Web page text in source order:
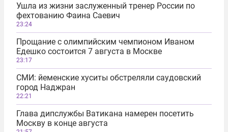
Ушла из жизни заслуженный тренер России по
фехтованию Фаина Саевич
23:24
Прощание с олимпийским чемпионом Иваном
Едешко состоится 7 августа в Москве
23:17
СМИ: йеменские хуситы обстреляли саудовский
город Наджран
22:21
Глава дипслужбы Ватикана намерен посетить
Москву в конце августа